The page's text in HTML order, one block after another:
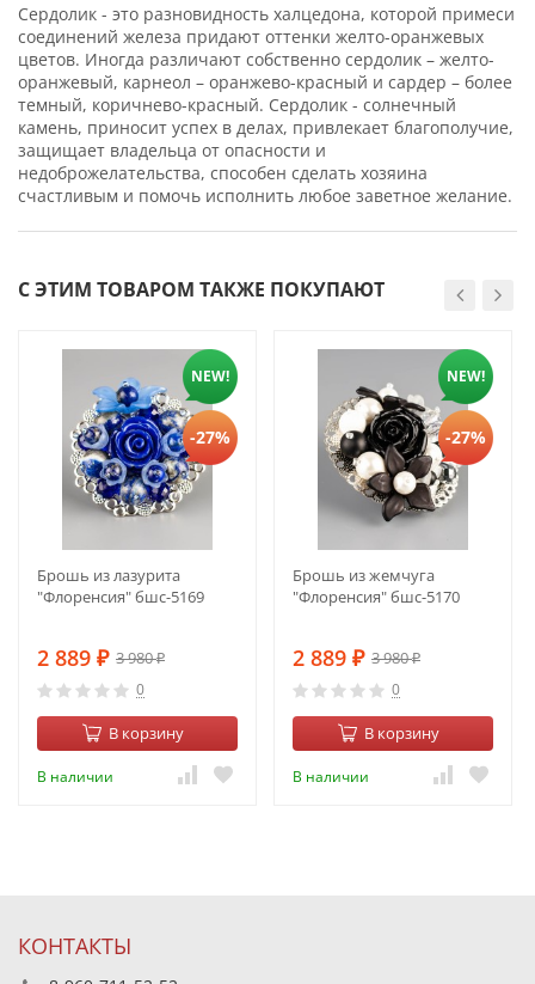
Сердолик - это разновидность халцедона, которой примеси
соединений железа придают оттенки желто-оранжевых
цветов. Иногда различают собственно сердолик – желто-
оранжевый, карнеол – оранжево-красный и сардер – более
темный, коричнево-красный. Сердолик - солнечный
камень, приносит успех в делах, привлекает благополучие,
защищает владельца от опасности и
недоброжелательства, способен сделать хозяина
счастливым и помочь исполнить любое заветное желание.
С ЭТИМ ТОВАРОМ ТАКЖЕ ПОКУПАЮТ
NEW!
-27%
Брошь из лазурита
"Флоренсия" бшс-5169
2 889 ₽ 3 980₽
0
В корзину
В наличии
NEW!
-27%
Брошь из жемчуга
"Флоренсия" бшс-5170
2 889 ₽ 3 980₽
0
В корзину
В наличии
КОНТАКТЫ